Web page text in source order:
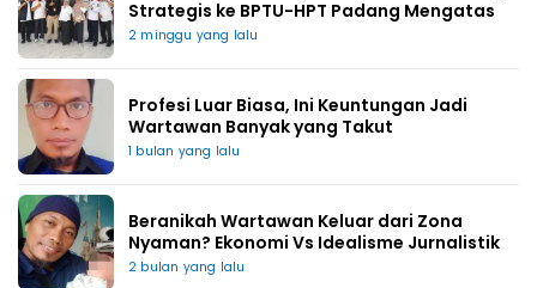
Strategis ke BPTU-HPT Padang Mengatas
2 minggu yang lalu
Profesi Luar Biasa, Ini Keuntungan Jadi
Wartawan Banyak yang Takut
1 bulan yang lalu
Beranikah Wartawan Keluar dari Zona
Nyaman? Ekonomi Vs Idealisme Jurnalistik
2 bulan yang lalu